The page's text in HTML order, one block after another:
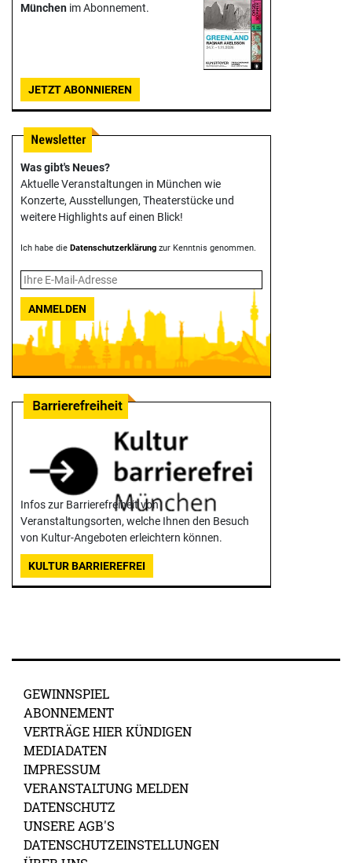
München im Abonnement.
JETZT ABONNIEREN
Was gibt's Neues?
Aktuelle Veranstaltungen in München wie
Konzerte, Ausstellungen, Theater­stücke und
weitere Highlights auf einen Blick!
Ich habe die Datenschutzerklärung zur Kenntnis genommen.
ANMELDEN
Infos zur Barrierefreiheit von
Veranstaltungsorten, welche Ihnen den Besuch
von Kultur-Angeboten erleichtern können.
KULTUR BARRIEREFREI
GEWINNSPIEL
ABONNEMENT
VERTRÄGE HIER KÜNDIGEN
MEDIADATEN
IMPRESSUM
VERANSTALTUNG MELDEN
DATENSCHUTZ
UNSERE AGB'S
DATENSCHUTZEINSTELLUNGEN